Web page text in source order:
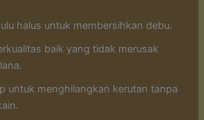
halus untuk membersihkan debu.
baik yang tidak merusak
untuk menghilangkan kerutan tanpa